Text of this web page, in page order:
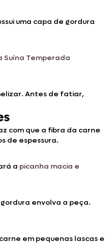
uma capa de gordura
Suína Temperada
Antes de fatiar,
com que a fibra da carne
de espessura.
a picanha macia e
envolva a peça.
em pequenas lascas e